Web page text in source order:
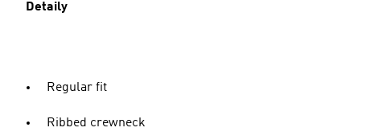
Detaily
Regular fit
Ribbed crewneck